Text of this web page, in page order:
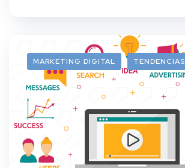
MARKETING DIGITAL TENDENCIAS